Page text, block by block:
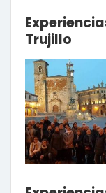
Trujillo